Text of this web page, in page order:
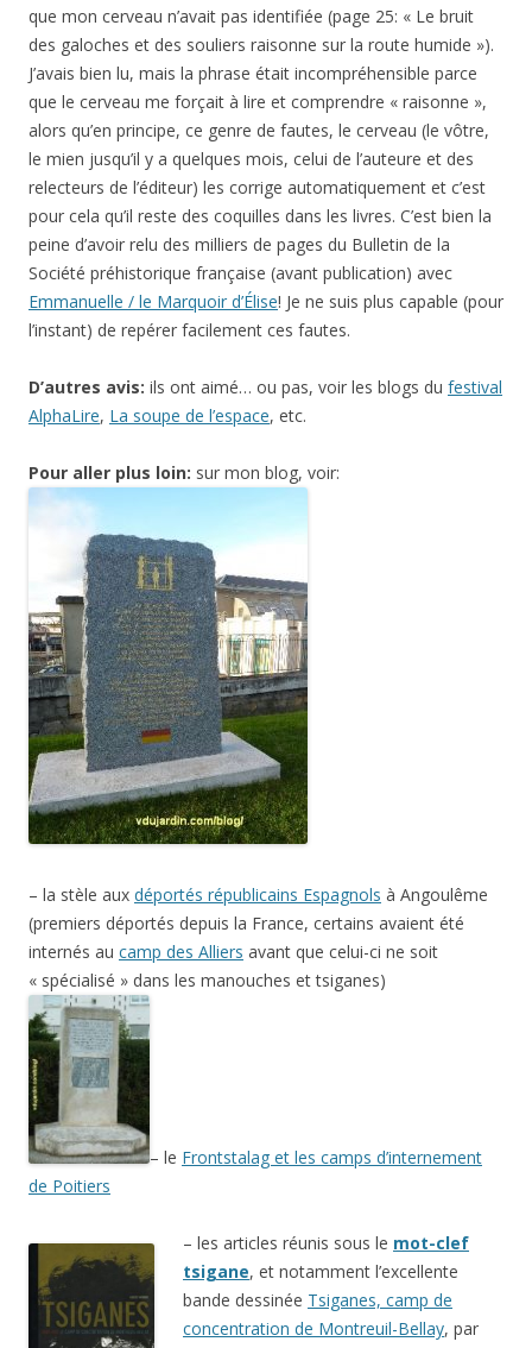
que mon cerveau n’avait pas identifiée (page 25: « Le bruit
des galoches et des souliers raisonne sur la route humide »).
J’avais bien lu, mais la phrase était incompréhensible parce
que le cerveau me forçait à lire et comprendre « raisonne »,
alors qu’en principe, ce genre de fautes, le cerveau (le vôtre,
le mien jusqu’il y a quelques mois, celui de l’auteure et des
relecteurs de l’éditeur) les corrige automatiquement et c’est
pour cela qu’il reste des coquilles dans les livres. C’est bien la
peine d’avoir relu des milliers de pages du Bulletin de la
Société préhistorique française (avant publication) avec
Emmanuelle / le Marquoir d’Élise! Je ne suis plus capable (pour
l’instant) de repérer facilement ces fautes.
D’autres avis: ils ont aimé… ou pas, voir les blogs du festival
AlphaLire, La soupe de l’espace, etc.
Pour aller plus loin: sur mon blog, voir:
– la stèle aux déportés républicains Espagnols à Angoulême
(premiers déportés depuis la France, certains avaient été
internés au camp des Alliers avant que celui-ci ne soit
« spécialisé » dans les manouches et tsiganes)
– le Frontstalag et les camps d’internement
de Poitiers
– les articles réunis sous le mot-clef
tsigane, et notamment l’excellente
bande dessinée Tsiganes, camp de
concentration de Montreuil-Bellay, par